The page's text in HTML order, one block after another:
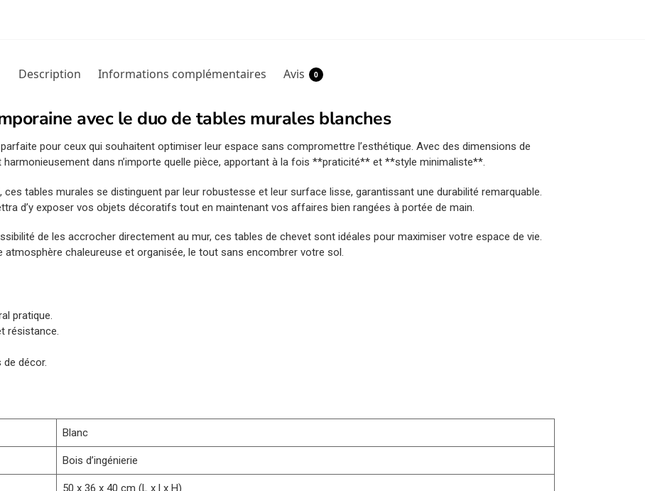
Description Informations complémentaires Avis 0
avec le duo de tables murales blanches
pour ceux qui souhaitent optimiser leur espace sans compromettre l’esthétique. Avec des dimensions de
harmonieusement dans n’importe quelle pièce, apportant à la fois **praticité** et **style minimaliste**.
ces tables murales se distinguent par leur robustesse et leur surface lisse, garantissant une durabilité remarquable.
d’y exposer vos objets décoratifs tout en maintenant vos affaires bien rangées à portée de main.
de les accrocher directement au mur, ces tables de chevet sont idéales pour maximiser votre espace de vie.
atmosphère chaleureuse et organisée, le tout sans encombrer votre sol.
pratique.
résistance.
décor.
Blanc
Bois d’ingénierie
50 x 36 x 40 cm (L x l x H)